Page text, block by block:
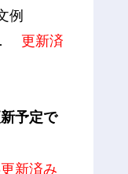
例
更新済
予定で
新済み